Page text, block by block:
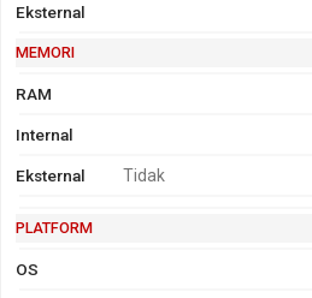
Eksternal
MEMORI
RAM
Internal
Eksternal Tidak
PLATFORM
OS